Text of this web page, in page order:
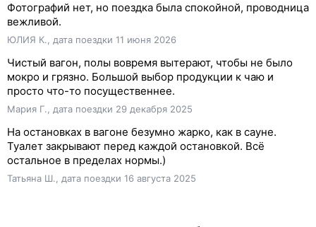
Фотографий нет, но поездка была спокойной, проводница
вежливой.
ЮЛИЯ К., дата поездки 11 июня 2026
Чистый вагон, полы вовремя вытерают, чтобы не было
мокро и грязно. Большой выбор продукции к чаю и
просто что-то посущественнее.
Мария Г., дата поездки 29 декабря 2025
На остановках в вагоне безумно жарко, как в сауне.
Туалет закрывают перед каждой остановкой. Всё
остальное в пределах нормы.)
Татьяна Ш., дата поездки 16 августа 2025